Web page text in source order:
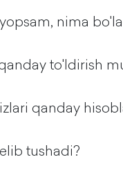
nima
to'ldirish
qanday
tushadi?